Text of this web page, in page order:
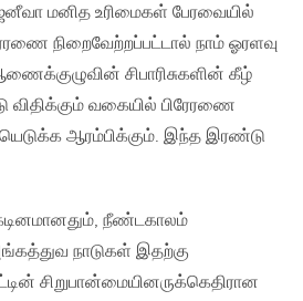
மனித உரிமைகள் பேரவையில்
நிறைவேற்றப்பட்டால் நாம் ஓரளவு
சிபாரிசுகளின் கீழ்
விதிக்கும் வகையில் பிரேரணை
ஆரம்பிக்கும். இந்த இரண்டு
நீண்டகாலம்
நாடுகள் இதற்கு
சிறுபான்மையினருக்கெதிரான